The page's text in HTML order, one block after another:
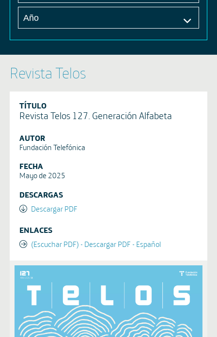
Revista Telos
TÍTULO
Revista Telos 127. Generación Alfabeta
AUTOR
Fundación Telefónica
FECHA
Mayo de 2025
DESCARGAS
Descargar PDF
ENLACES
(Escuchar PDF) - Descargar PDF - Español